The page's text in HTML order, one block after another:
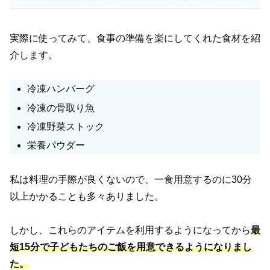
実際に使ってみて、食事の準備を楽にしてくれた食材を紹
介します。
冷凍ハンバーグ
冷凍の骨取り魚
冷凍野菜ストック
栄養パウダー
私は料理の手際が良くないので、一食用意するのに30分
以上かかることも多々ありました。
しかし、これらのアイテムを利用するようになってから最
短15分で子どもたちのご飯を用意できるようになりまし
た。